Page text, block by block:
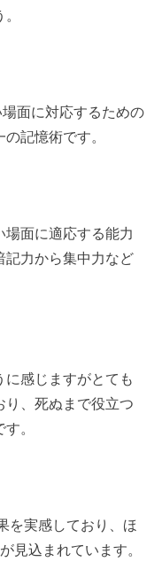
面に対応するための
記憶術です。
場面に適応する能力
記力から集中力など
に感じますがとても
り、死ぬまで役立つ
。
を実感しており、ほ
見込まれています。